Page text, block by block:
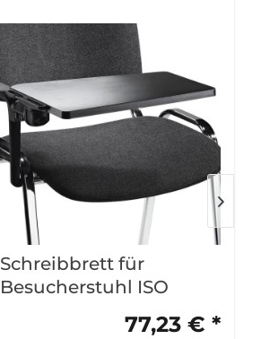
Schreibbrett für
Besucherstuhl ISO
77,23 € *